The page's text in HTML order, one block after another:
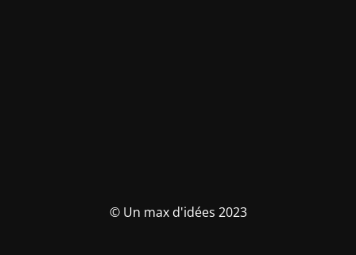
© Un max d'idées 2023